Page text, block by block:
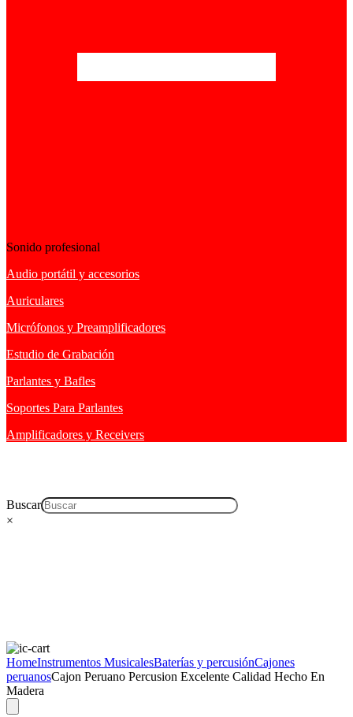
Sonido profesional
Audio portátil y accesorios
Auriculares
Micrófonos y Preamplificadores
Estudio de Grabación
Parlantes y Bafles
Soportes Para Parlantes
Amplificadores y Receivers
Buscar
×
HomeInstrumentos MusicalesBaterías y percusiónCajones
peruanosCajon Peruano Percusion Excelente Calidad Hecho En
Madera